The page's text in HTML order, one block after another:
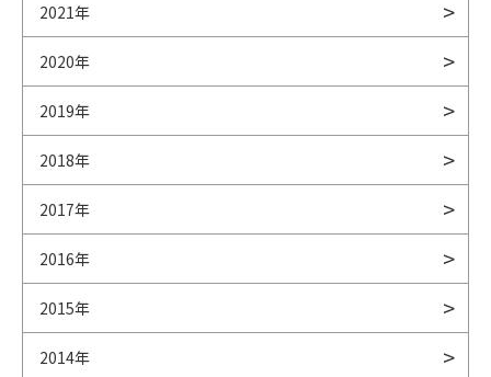
2021年
2020年
2019年
2018年
2017年
2016年
2015年
2014年